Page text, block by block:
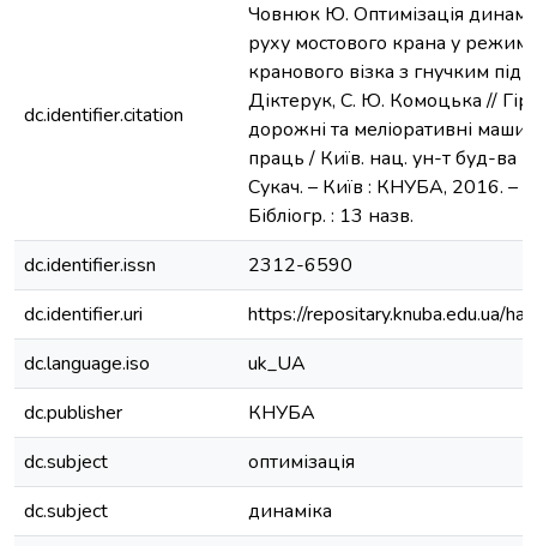
dc.identifier.citation
Човнюк Ю. Оптимізація
руху мостового крана у режимі
кранового візка з гнучким
Діктерук, С. Ю. Комоцька //
дорожні та меліоративні
праць / Київ. нац. ун-т буд-ва і
Сукач. – Київ : КНУБА, 2016. –
Бібліогр. : 13 назв.
dc.identifier.issn
2312-6590
dc.identifier.uri
https://repositary.knuba.edu.ua/
dc.language.iso
uk_UA
dc.publisher
КНУБА
dc.subject
оптимізація
dc.subject
динаміка